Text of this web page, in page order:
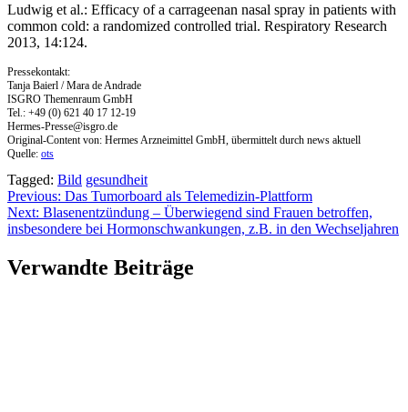
Ludwig et al.: Efficacy of a carrageenan nasal spray in patients with
common cold: a randomized controlled trial. Respiratory Research
2013, 14:124.
Pressekontakt:
Tanja Baierl / Mara de Andrade
ISGRO Themenraum GmbH
Tel.: +49 (0) 621 40 17 12-19
Hermes-Presse@isgro.de
Original-Content von: Hermes Arzneimittel GmbH, übermittelt durch news aktuell
Quelle: ots
Tagged: Bild gesundheit
Beitragsnavigation
Previous: Das Tumorboard als Telemedizin-Plattform
Next: Blasenentzündung – Überwiegend sind Frauen betroffen,
insbesondere bei Hormonschwankungen, z.B. in den Wechseljahren
Verwandte Beiträge